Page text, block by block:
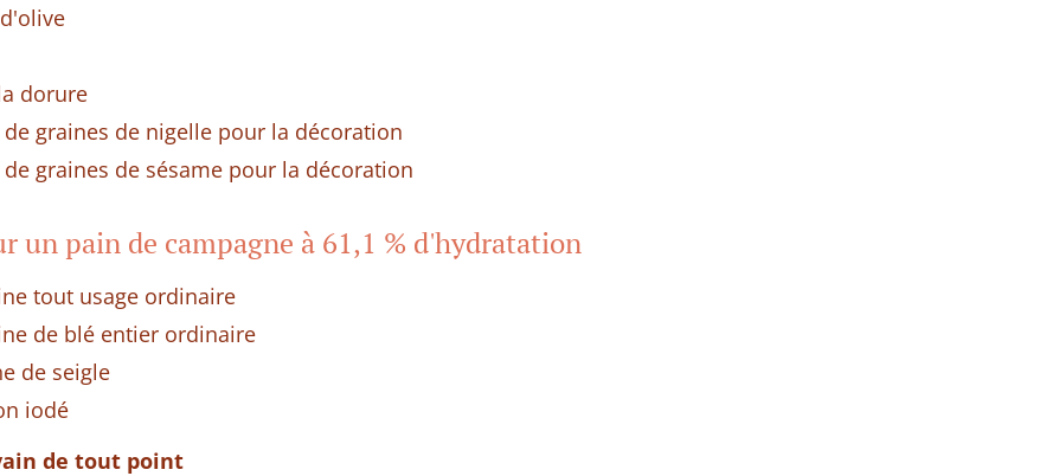
dorure
de graines de nigelle pour la décoration
graines de sésame pour la décoration
un pain de campagne à 61,1 % d'hydratation
tout usage ordinaire
de blé entier ordinaire
de seigle
iodé
de tout point